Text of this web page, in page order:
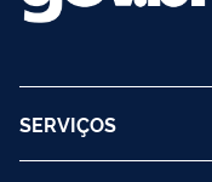
SERVIÇOS